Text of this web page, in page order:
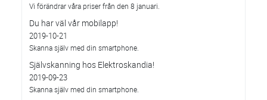
Vi förändrar våra priser från den 8 januari.
Du har väl vår mobilapp!
2019-10-21
Skanna själv med din smartphone.
Självskanning hos Elektroskandia!
2019-09-23
Skanna själv med din smartphone.